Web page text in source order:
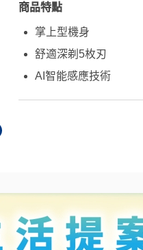
商品特點
掌上型機身
舒適深剃5枚刃
AI智能感應技術